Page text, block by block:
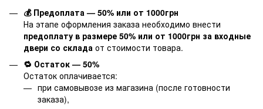
💰 Предоплата — 50% или от 1000грн
На этапе оформления заказа необходимо внести
предоплату в размере 50% или от 1000грн за входные
двери со склада от стоимости товара.
🔁 Остаток — 50%
Остаток оплачивается:
при самовывозе из магазина (после готовности
заказа),